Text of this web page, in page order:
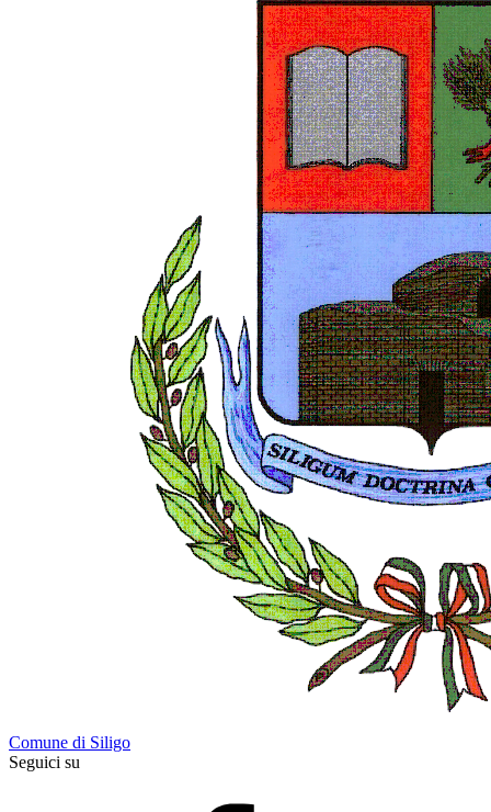
Comune di Siligo
Seguici su